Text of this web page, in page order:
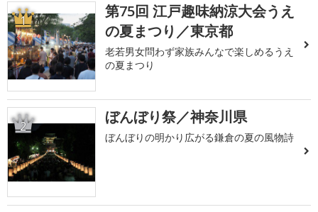
1
第75回 江戸趣味納涼大会うえ
の夏まつり／東京都
老若男女問わず家族みんなで楽しめるうえ
の夏まつり
2 ぼんぼり祭／神奈川県
ぼんぼりの明かり広がる鎌倉の夏の風物詩